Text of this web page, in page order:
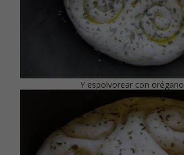
Y espolvorear con orégano